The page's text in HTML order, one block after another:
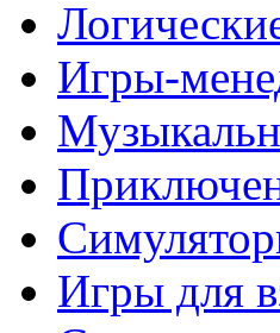
Игры-
Игры для